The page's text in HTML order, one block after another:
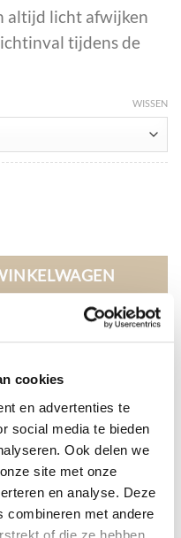
cookies
en advertenties te
social media te bieden
Ook delen we
site met onze
en analyse. Deze
combineren met andere
of die ze hebben
altijd licht afwijken
tijdens de
WISSEN
jeans , kort tuinpak
tuinpak